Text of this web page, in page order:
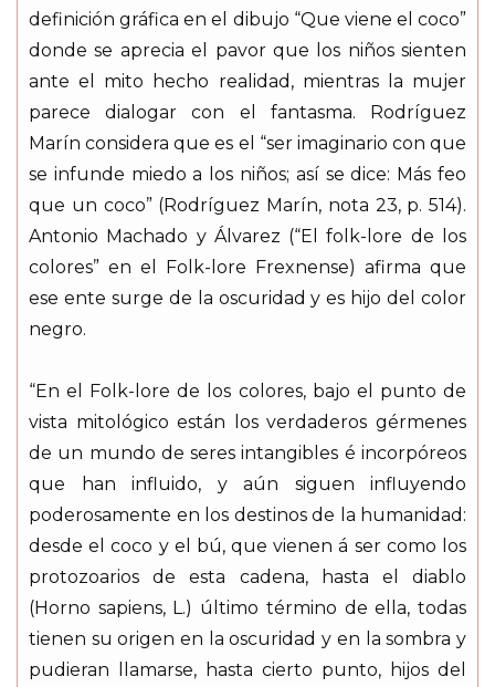
definición gráfica en el dibujo “Que viene el coco”
donde se aprecia el pavor que los niños sienten
ante el mito hecho realidad, mientras la mujer
parece dialogar con el fantasma. Rodríguez
Marín considera que es el “ser imaginario con que
se infunde miedo a los niños; así se dice: Más feo
que un coco” (Rodríguez Marín, nota 23, p. 514).
Antonio Machado y Álvarez (“El folk-lore de los
colores” en el Folk-lore Frexnense) afirma que
ese ente surge de la oscuridad y es hijo del color
negro.
“En el Folk-lore de los colores, bajo el punto de
vista mitológico están los verdaderos gérmenes
de un mundo de seres intangibles é incorpóreos
que han influido, y aún siguen influyendo
poderosamente en los destinos de la humanidad:
desde el coco y el bú, que vienen á ser como los
protozoarios de esta cadena, hasta el diablo
(Horno sapiens, L.) último término de ella, todas
tienen su origen en la oscuridad y en la sombra y
pudieran llamarse, hasta cierto punto, hijos del